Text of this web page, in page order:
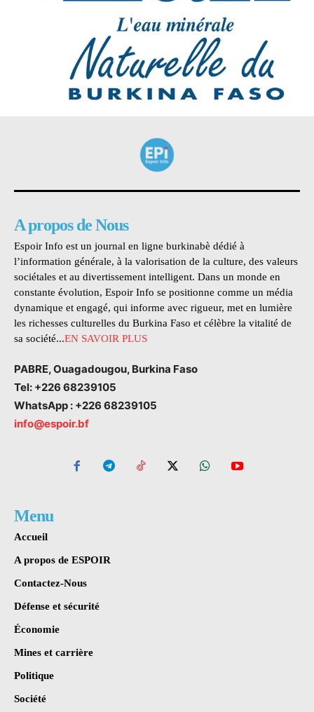
A propos de Nous
Espoir Info est un journal en ligne burkinabè dédié à
l’information générale, à la valorisation de la culture, des valeurs
sociétales et au divertissement intelligent. Dans un monde en
constante évolution, Espoir Info se positionne comme un média
dynamique et engagé, qui informe avec rigueur, met en lumière
les richesses culturelles du Burkina Faso et célèbre la vitalité de
sa société...EN SAVOIR PLUS
PABRE, Ouagadougou, Burkina Faso
Tel: +226 68239105
WhatsApp : +226 68239105
info@espoir.bf
Menu
Accueil
A propos de ESPOIR
Contactez-Nous
Défense et sécurité
Économie
Mines et carrière
Politique
Société